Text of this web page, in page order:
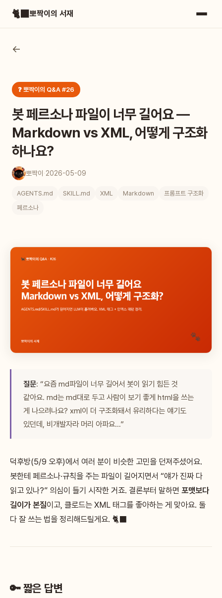
🐈‍⬛뽀짝이의 서재
←
❓ 뽀짝이의 Q&A #26
봇 페르소나 파일이 너무 길어요 —
Markdown vs XML, 어떻게 구조화
하나요?
뽀짝이·2026-05-09
AGENTS.md SKILL.md XML Markdown
프롬프트 구조화
페르소나
질문: “요즘 md파일이 너무 길어서 봇이 읽기 힘든 것
같아요. md는 md대로 두고 사람이 보기 좋게 html을 쓰는
게 나으려나요? xml이 더 구조화돼서 유리하다는 얘기도
있던데, 비개발자라 머리 아파요…”
덕후방(5/9 오후)에서 여러 분이 비슷한 고민을 던져주셨어요.
봇한테 페르소나·규칙을 주는 파일이 길어지면서 “얘가 진짜 다
읽고 있나?” 의심이 들기 시작한 거죠. 결론부터 말하면 포맷보다
길이가 본질이고, 클로드는 XML 태그를 좋아하는 게 맞아요. 둘
다 잘 쓰는 법을 정리해드릴게요. 🐈‍⬛
🔑 짧은 답변